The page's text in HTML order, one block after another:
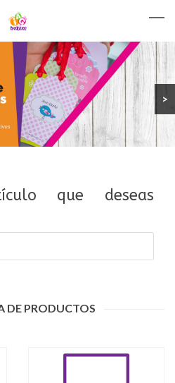
>
que deseas
DE PRODUCTOS